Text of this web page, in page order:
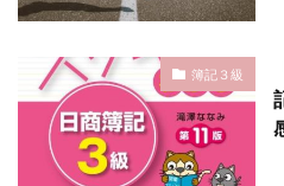
簿記３級